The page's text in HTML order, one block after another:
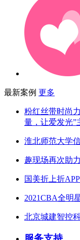
最新案例 更多
粉红丝带时尚
量，让爱发光”
淮北师范大学
趣现场再次助
国美折上折
2021CBA全明
北京城建智控